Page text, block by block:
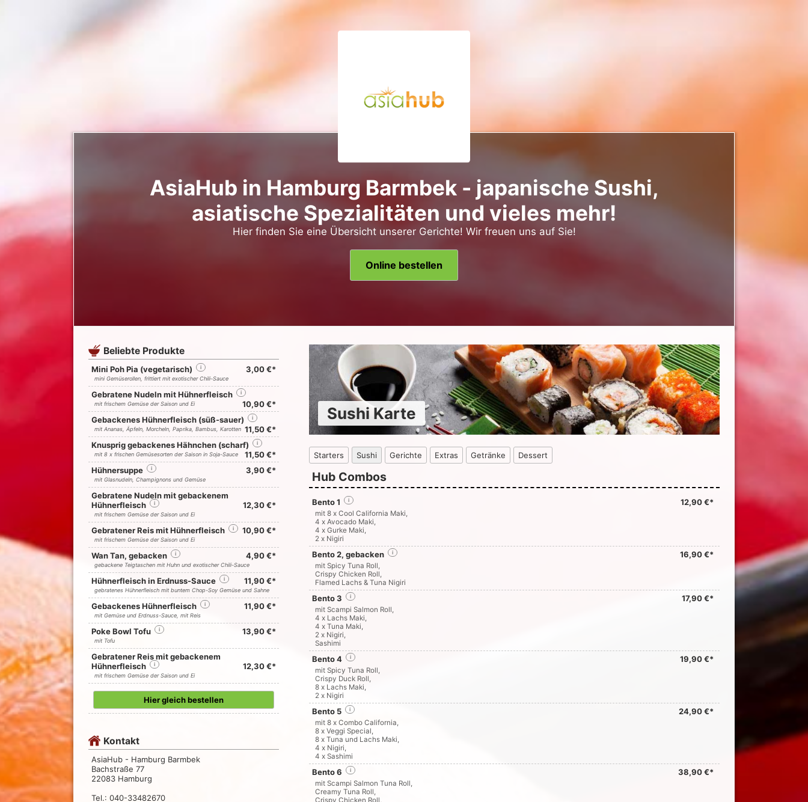
AsiaHub in Hamburg Barmbek - japanische Sushi,
asiatische Spezialitäten und vieles mehr!
Hier finden Sie eine Übersicht unserer Gerichte! Wir freuen uns auf Sie!
Online bestellen
Beliebte Produkte
Mini Poh Pia (vegetarisch) i 3,00 €*
mini Gemüserollen, frittiert mit exotischer Chili-Sauce
Gebratene Nudeln mit Hühnerfleisch i
10,90 €*
mit frischem Gemüse der Saison und Ei
Gebackenes Hühnerfleisch (süß-sauer) i
11,50 €*
mit Ananas, Äpfeln, Morcheln, Paprika, Bambus, Karotten
Knusprig gebackenes Hähnchen (scharf) i
11,50 €*
mit 8 x frischen Gemüsesorten der Saison in Soja-Sauce
Hühnersuppe i 3,90 €*
mit Glasnudeln, Champignons und Gemüse
Gebratene Nudeln mit gebackenem
Hühnerfleisch
i 12,30 €*
mit frischem Gemüse der Saison und Ei
Gebratener Reis mit Hühnerfleisch i 10,90 €*
mit frischem Gemüse der Saison und Ei
Wan Tan, gebacken i 4,90 €*
gebackene Teigtaschen mit Huhn und exotischer Chili-Sauce
Hühnerfleisch in Erdnuss-Sauce i 11,90 €*
gebratenes Hühnerfleisch mit buntem Chop-Soy Gemüse und Sahne
Gebackenes Hühnerfleisch i 11,90 €*
mit Gemüse und Erdnuss-Sauce, mit Reis
Poke Bowl Tofu i 13,90 €*
mit Tofu
Gebratener Reis mit gebackenem
Hühnerfleisch
i 12,30 €*
mit frischem Gemüse der Saison und Ei
Hier gleich bestellen
Kontakt
AsiaHub - Hamburg Barmbek
Bachstraße 77
22083 Hamburg
Tel.: 040-33482670
Sushi Karte
Starters Sushi Gerichte Extras Getränke Dessert
Hub Combos
Bento 1 12,90 €*
i
mit 8 x Cool California Maki,
4 x Avocado Maki,
4 x Gurke Maki,
2 x Nigiri
Bento 2, gebacken 16,90 €*
i
mit Spicy Tuna Roll,
Crispy Chicken Roll,
Flamed Lachs & Tuna Nigiri
Bento 3 17,90 €*
i
mit Scampi Salmon Roll,
4 x Lachs Maki,
4 x Tuna Maki,
2 x Nigiri,
Sashimi
Bento 4 19,90 €*
i
mit Spicy Tuna Roll,
Crispy Duck Roll,
8 x Lachs Maki,
2 x Nigiri
Bento 5 24,90 €*
i
mit 8 x Combo California,
8 x Veggi Special,
8 x Tuna und Lachs Maki,
4 x Nigiri,
4 x Sashimi
Bento 6 38,90 €*
i
mit Scampi Salmon Tuna Roll,
Creamy Tuna Roll,
Crispy Chicken Roll,